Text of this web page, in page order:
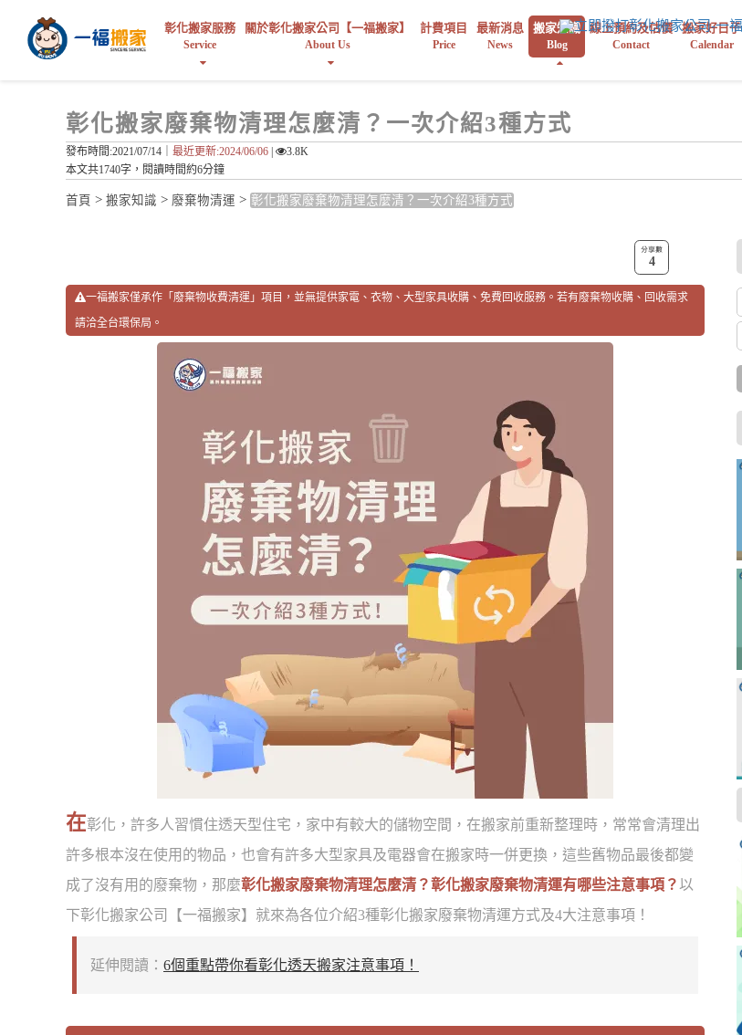
彰化搬家服務
Service
關於彰化搬家公司【一福搬家】
About Us
計費項目
Price
最新消息
News
搬家知識
Blog
線上預約及估價
Contact
搬家好日子
Calendar
彰化搬家廢棄物清理怎麼清？一次介紹3種方式
發布時間:2021/07/14｜ 最近更新:2024/06/06
3.8K
本文共1740字，閱讀時間約6分鐘
首頁 > 搬家知識 > 廢棄物清運 > 彰化搬家廢棄物清理怎麼清？一次介紹3種方式
4
一福搬家僅承作「廢棄物收費清運」項目，並無提供家電、衣物、大型家具收購、免費回收服務。若有廢棄物收購、回收需求
請洽全台環保局。
在彰化，許多人習慣住透天型住宅，家中有較大的儲物空間，在搬家前重新整理時，常常會清理出
許多根本沒在使用的物品，也會有許多大型家具及電器會在搬家時一併更換，這些舊物品最後都變
成了沒有用的廢棄物，那麼彰化搬家廢棄物清理怎麼清？彰化搬家廢棄物清運有哪些注意事項？以
下彰化搬家公司【一福搬家】就來為各位介紹3種彰化搬家廢棄物清運方式及4大注意事項！
延伸閱讀： 6個重點帶你看彰化透天搬家注意事項！